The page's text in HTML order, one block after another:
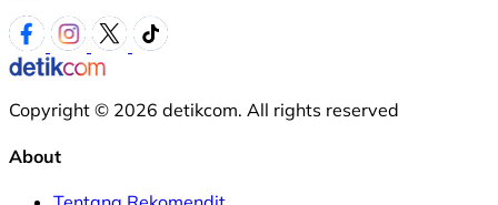
Copyright © 2026 detikcom. All rights reserved
About